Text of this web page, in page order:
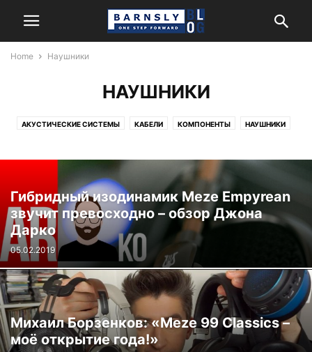
Home Наушники
НАУШНИКИ
АКУСТИЧЕСКИЕ СИСТЕМЫ КАБЕЛИ КОМПОНЕНТЫ НАУШНИКИ
Гибридный изодинамик Meze Empyrean
звучит превосходно – обзор Джона
Дарко
05.02.2019
Михаил Борзенков: «Meze 99 Classics –
моё открытие года!»